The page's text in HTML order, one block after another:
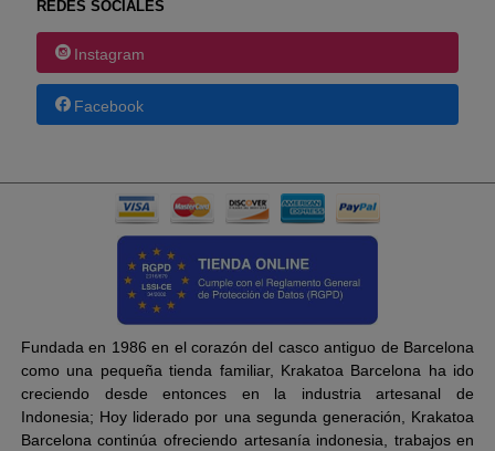
REDES SOCIALES
Instagram
Facebook
Fundada en 1986 en el corazón del casco antiguo de Barcelona
como una pequeña tienda familiar, Krakatoa Barcelona ha ido
creciendo desde entonces en la industria artesanal de
Indonesia; Hoy liderado por una segunda generación, Krakatoa
Barcelona continúa ofreciendo artesanía indonesia, trabajos en